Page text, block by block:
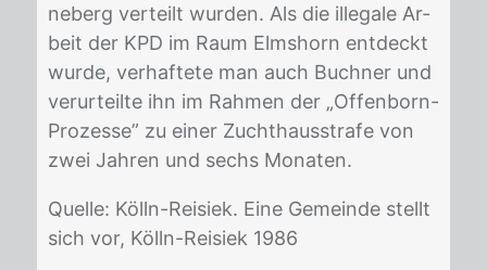
ne­berg ver­teilt wur­den. Als die il­le­ga­le Ar­
beit der KPD im Raum Elms­horn ent­deckt
wur­de, ver­haf­te­te man auch Buch­ner und
ver­ur­teil­te ihn im Rah­men der „Of­fen­born-
Pro­zes­se” zu ei­ner Zucht­haus­stra­fe von
zwei Jah­ren und sechs Mo­na­ten.
Quel­le: Kölln-Rei­siek. Eine Ge­mein­de stellt
sich vor, Kölln-Rei­siek 1986